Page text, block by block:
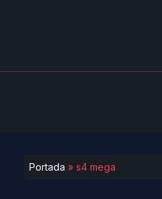
Portada » s4 mega